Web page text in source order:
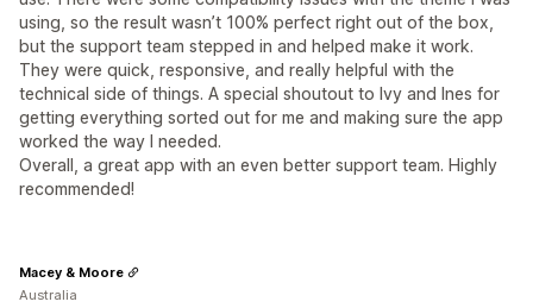
using, so the result wasn’t 100% perfect right out of the box,
but the support team stepped in and helped make it work.
They were quick, responsive, and really helpful with the
technical side of things. A special shoutout to Ivy and Ines for
getting everything sorted out for me and making sure the app
worked the way I needed.
Overall, a great app with an even better support team. Highly
recommended!
Macey & Moore
Australia